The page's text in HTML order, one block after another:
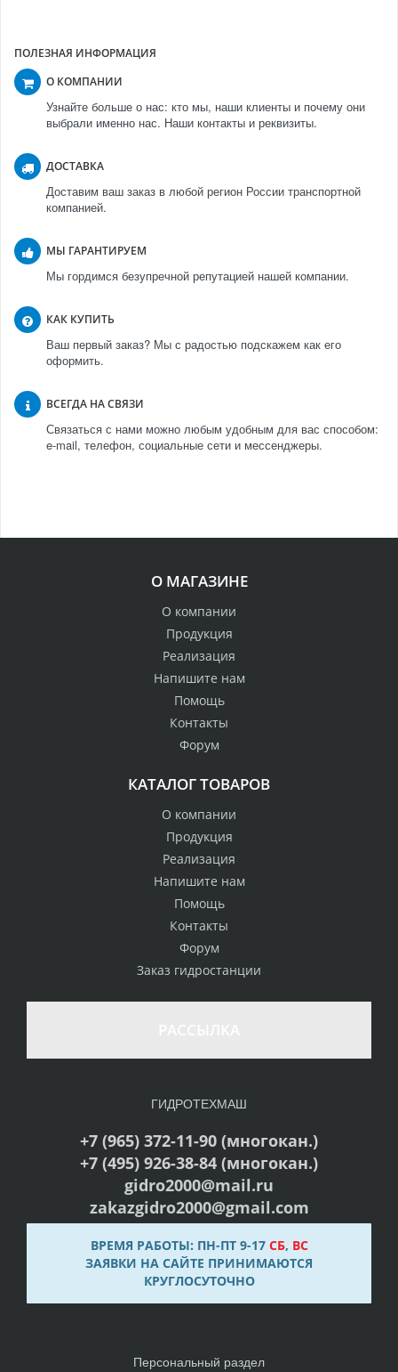
ПОЛЕЗНАЯ ИНФОРМАЦИЯ
О КОМПАНИИ
Узнайте больше о нас: кто мы, наши клиенты и почему они
выбрали именно нас. Наши контакты и реквизиты.
ДОСТАВКА
Доставим ваш заказ в любой регион России транспортной
компанией.
МЫ ГАРАНТИРУЕМ
Мы гордимся безупречной репутацией нашей компании.
КАК КУПИТЬ
Ваш первый заказ? Мы с радостью подскажем как его
оформить.
ВСЕГДА НА СВЯЗИ
Связаться с нами можно любым удобным для вас способом:
e-mail, телефон, социальные сети и мессенджеры.
О МАГАЗИНЕ
О компании
Продукция
Реализация
Напишите нам
Помощь
Контакты
Форум
КАТАЛОГ ТОВАРОВ
О компании
Продукция
Реализация
Напишите нам
Помощь
Контакты
Форум
Заказ гидростанции
ГИДРОТЕХМАШ
+7 (965) 372-11-90 (многокан.)
+7 (495) 926-38-84 (многокан.)
gidro2000@mail.ru
zakazgidro2000@gmail.com
ВРЕМЯ РАБОТЫ: ПН-ПТ 9-17 СБ, ВС
ЗАЯВКИ НА САЙТЕ ПРИНИМАЮТСЯ
КРУГЛОСУТОЧНО
Персональный раздел